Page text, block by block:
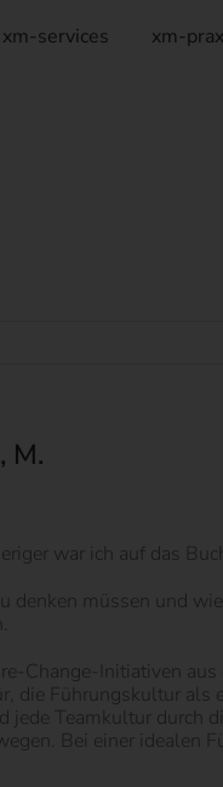
xm-services xm-
M.
war ich auf das
müssen und
Change-Initiativen
die Führungskultur als
Teamkultur durch
Bei einer idealen